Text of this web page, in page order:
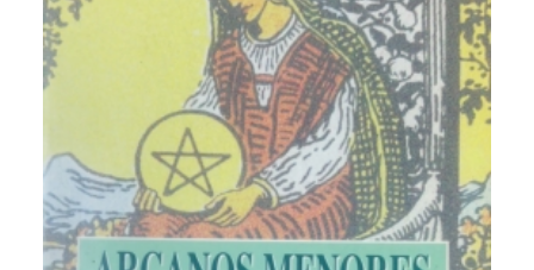
AUTORES DESTACADOS
GLOSARIO
CONTACTO